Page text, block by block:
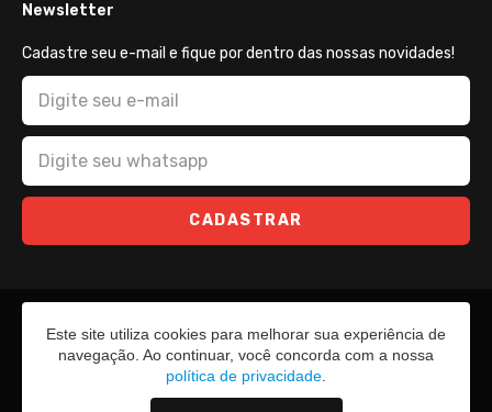
Newsletter
Cadastre seu e-mail e fique por dentro das nossas novidades!
CADASTRAR
Este site utiliza cookies para melhorar sua experiência de
navegação. Ao continuar, você concorda com a nossa
política de privacidade